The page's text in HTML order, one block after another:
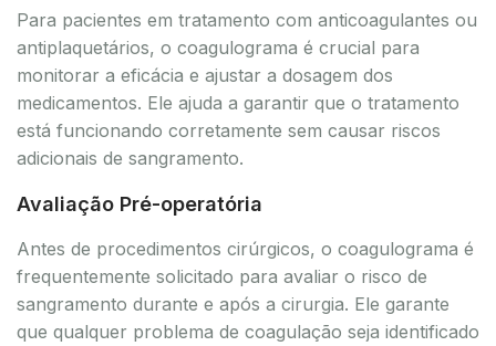
Para pacientes em tratamento com anticoagulantes ou
antiplaquetários, o coagulograma é crucial para
monitorar a eficácia e ajustar a dosagem dos
medicamentos. Ele ajuda a garantir que o tratamento
está funcionando corretamente sem causar riscos
adicionais de sangramento.
Avaliação Pré-operatória
Antes de procedimentos cirúrgicos, o coagulograma é
frequentemente solicitado para avaliar o risco de
sangramento durante e após a cirurgia. Ele garante
que qualquer problema de coagulação seja identificado